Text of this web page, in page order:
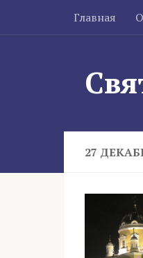
Skip to content
Главная
27